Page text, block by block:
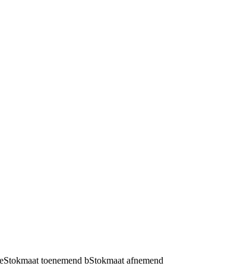
eStokmaat toenemend bStokmaat afnemend